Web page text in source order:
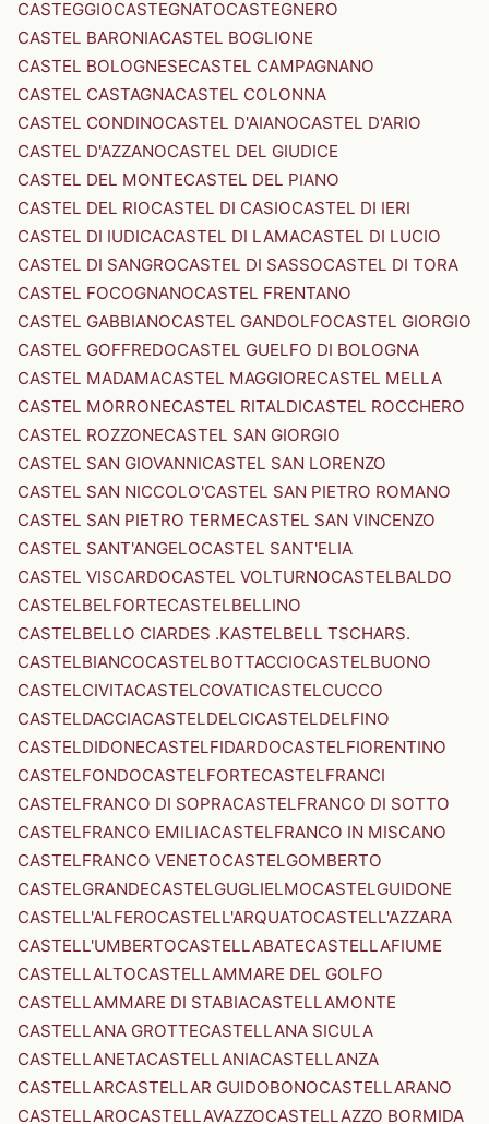
CASTEGGIOCASTEGNATOCASTEGNERO
CASTEL BARONIACASTEL BOGLIONE
CASTEL BOLOGNESECASTEL CAMPAGNANO
CASTEL CASTAGNACASTEL COLONNA
CASTEL CONDINOCASTEL D'AIANOCASTEL D'ARIO
CASTEL D'AZZANOCASTEL DEL GIUDICE
CASTEL DEL MONTECASTEL DEL PIANO
CASTEL DEL RIOCASTEL DI CASIOCASTEL DI IERI
CASTEL DI IUDICACASTEL DI LAMACASTEL DI LUCIO
CASTEL DI SANGROCASTEL DI SASSOCASTEL DI TORA
CASTEL FOCOGNANOCASTEL FRENTANO
CASTEL GABBIANOCASTEL GANDOLFOCASTEL GIORGIO
CASTEL GOFFREDOCASTEL GUELFO DI BOLOGNA
CASTEL MADAMACASTEL MAGGIORECASTEL MELLA
CASTEL MORRONECASTEL RITALDICASTEL ROCCHERO
CASTEL ROZZONECASTEL SAN GIORGIO
CASTEL SAN GIOVANNICASTEL SAN LORENZO
CASTEL SAN NICCOLO'CASTEL SAN PIETRO ROMANO
CASTEL SAN PIETRO TERMECASTEL SAN VINCENZO
CASTEL SANT'ANGELOCASTEL SANT'ELIA
CASTEL VISCARDOCASTEL VOLTURNOCASTELBALDO
CASTELBELFORTECASTELBELLINO
CASTELBELLO CIARDES .KASTELBELL TSCHARS.
CASTELBIANCOCASTELBOTTACCIOCASTELBUONO
CASTELCIVITACASTELCOVATICASTELCUCCO
CASTELDACCIACASTELDELCICASTELDELFINO
CASTELDIDONECASTELFIDARDOCASTELFIORENTINO
CASTELFONDOCASTELFORTECASTELFRANCI
CASTELFRANCO DI SOPRACASTELFRANCO DI SOTTO
CASTELFRANCO EMILIACASTELFRANCO IN MISCANO
CASTELFRANCO VENETOCASTELGOMBERTO
CASTELGRANDECASTELGUGLIELMOCASTELGUIDONE
CASTELL'ALFEROCASTELL'ARQUATOCASTELL'AZZARA
CASTELL'UMBERTOCASTELLABATECASTELLAFIUME
CASTELLALTOCASTELLAMMARE DEL GOLFO
CASTELLAMMARE DI STABIACASTELLAMONTE
CASTELLANA GROTTECASTELLANA SICULA
CASTELLANETACASTELLANIACASTELLANZA
CASTELLARCASTELLAR GUIDOBONOCASTELLARANO
CASTELLAROCASTELLAVAZZOCASTELLAZZO BORMIDA